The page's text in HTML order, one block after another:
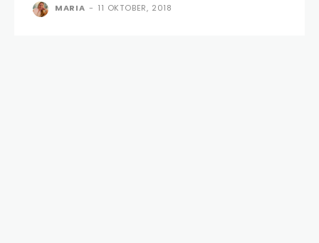
MARIA - 11 OKTOBER, 2018